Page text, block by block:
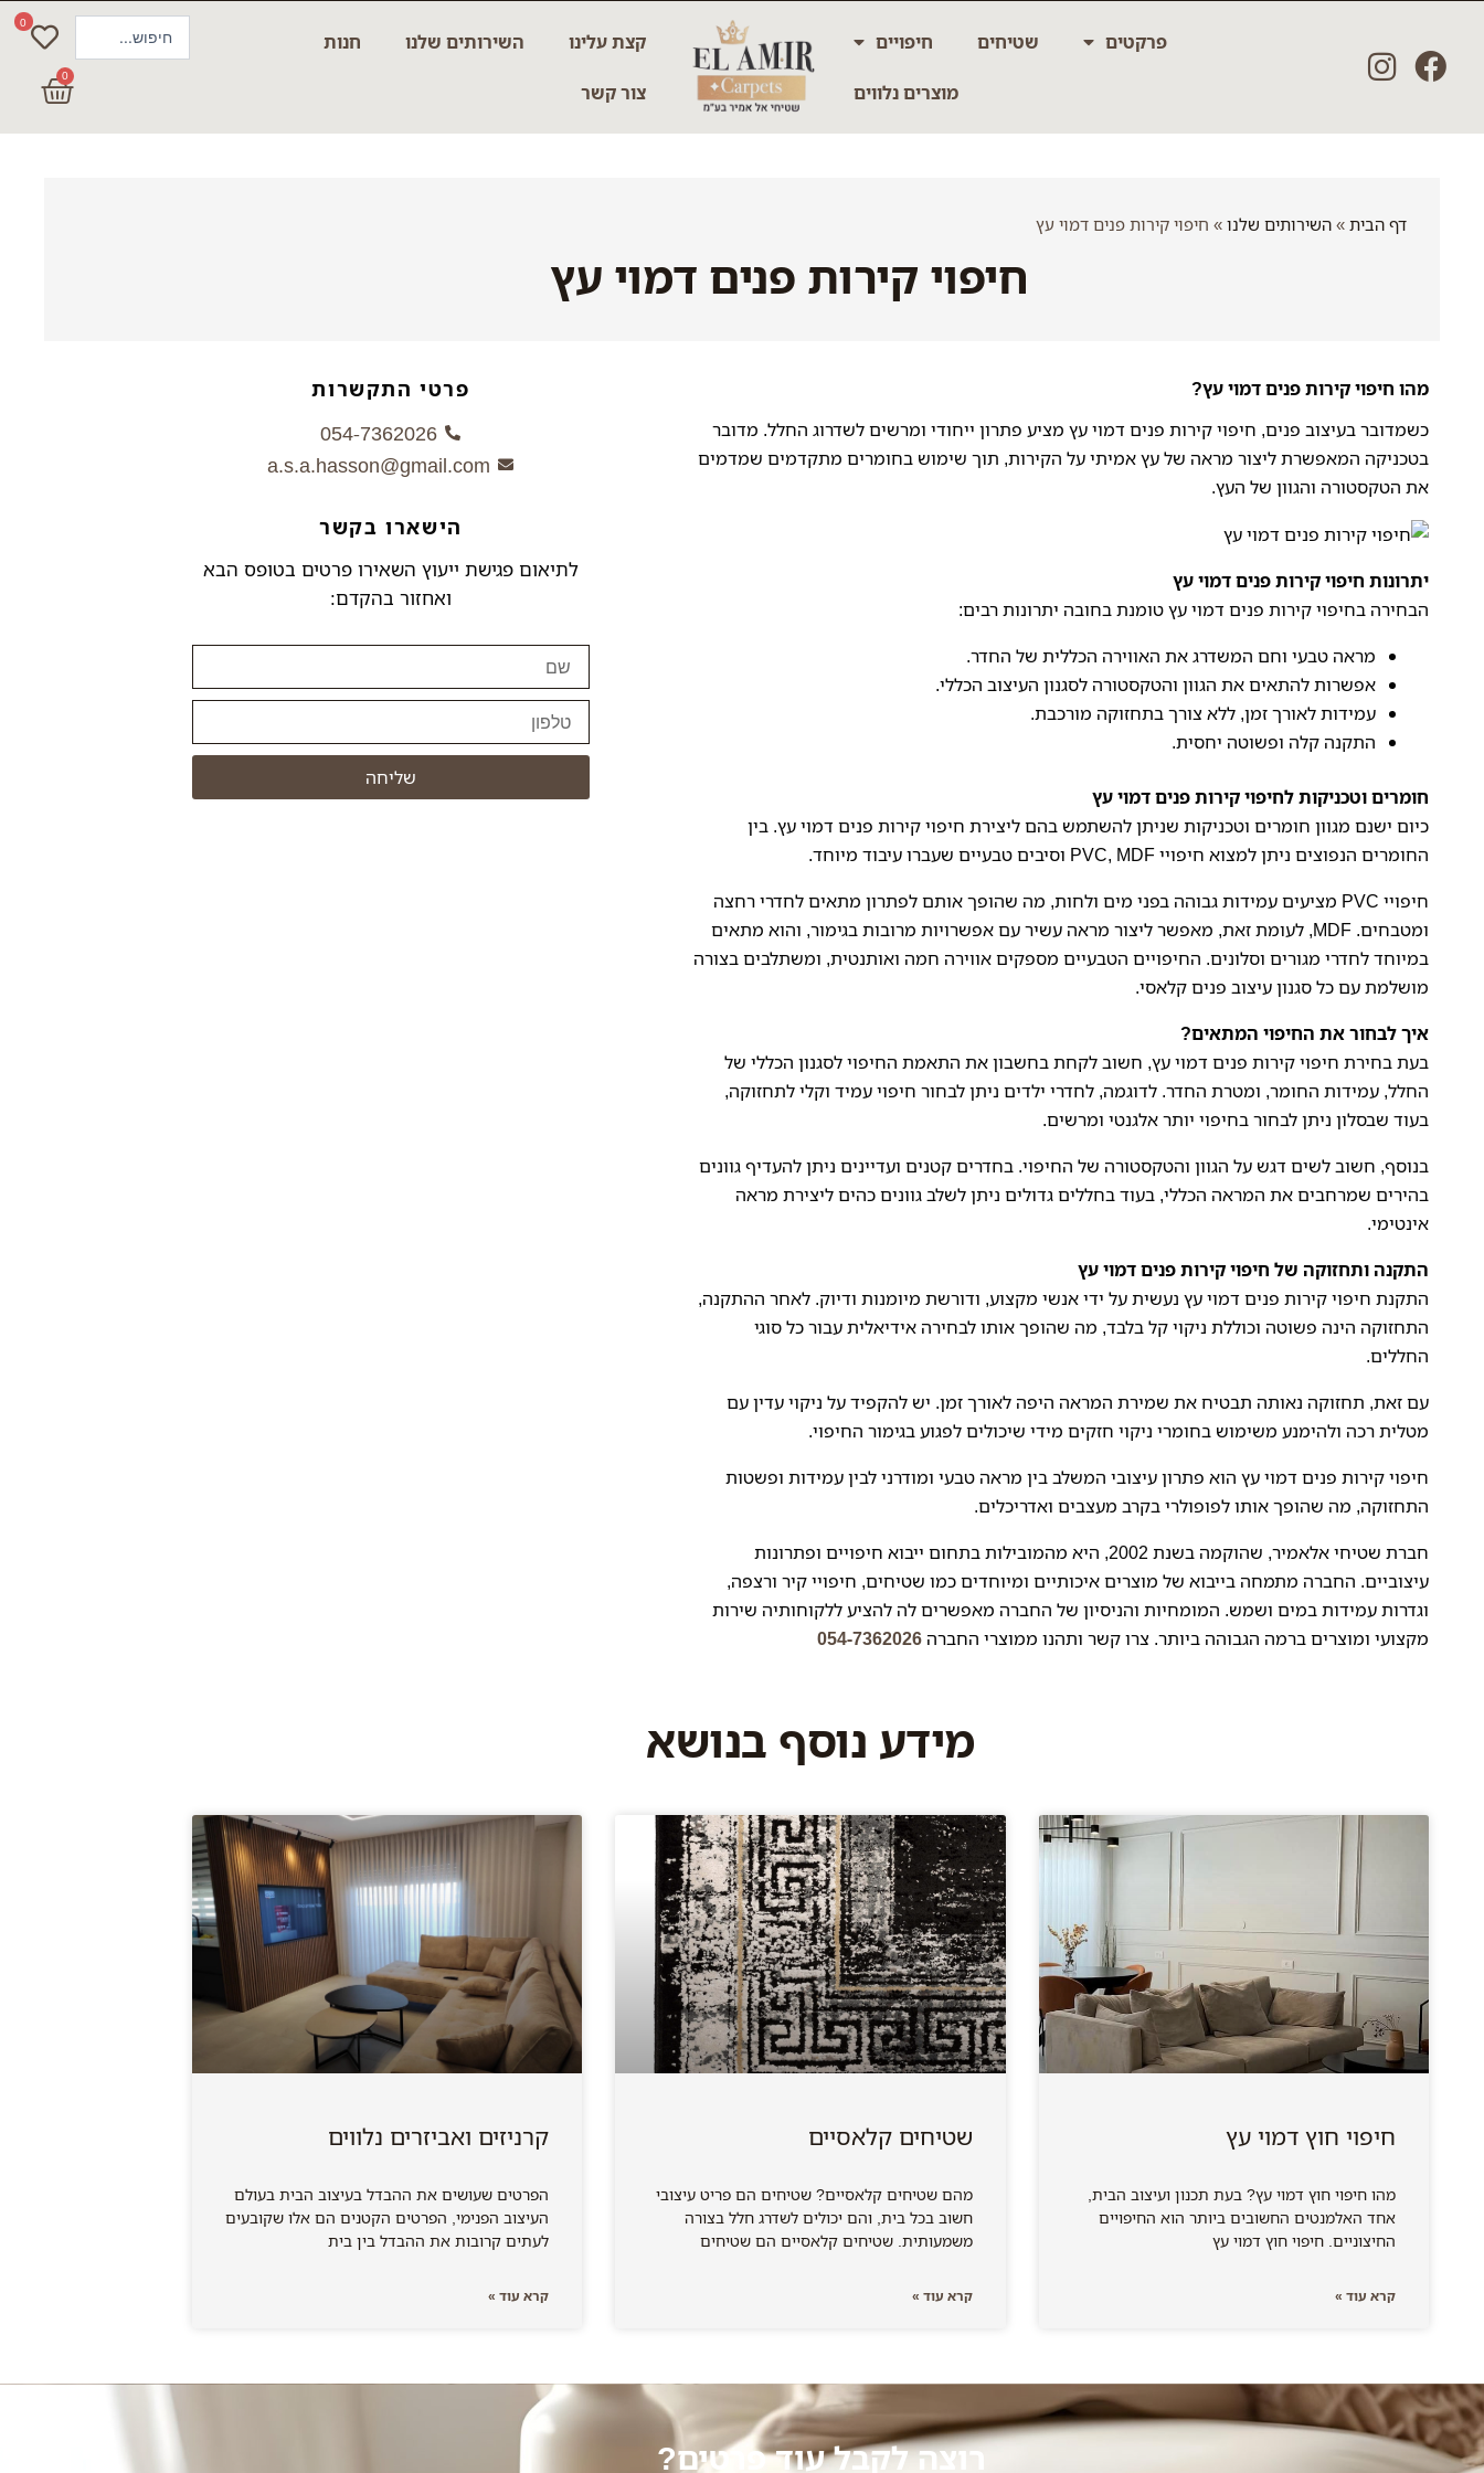
פרקטים שטיחים חיפויים
מוצרים נלווים
קצת עלינו השירותים שלנו חנות
צור קשר
0
0
עגלת
דף הבית » השירותים שלנו » חיפוי קירות פנים דמוי עץ
חיפוי קירות פנים דמוי עץ
מהו חיפוי קירות פנים דמוי עץ?
כשמדובר בעיצוב פנים, חיפוי קירות פנים דמוי עץ מציע פתרון ייחודי ומרשים לשדרוג החלל. מדובר
בטכניקה המאפשרת ליצור מראה של עץ אמיתי על הקירות, תוך שימוש בחומרים מתקדמים שמדמים
את הטקסטורה והגוון של העץ.
יתרונות חיפוי קירות פנים דמוי עץ
הבחירה בחיפוי קירות פנים דמוי עץטומנת בחובה יתרונות רבים:
מראה טבעי וחם המשדרג את האווירה הכללית של החדר.
אפשרות להתאים את הגוון והטקסטורה לסגנון העיצוב הכללי.
עמידות לאורך זמן, ללא צורך בתחזוקה מורכבת.
התקנה קלה ופשוטה יחסית.
חומרים וטכניקות לחיפוי קירות פנים דמוי עץ
כיום ישנם מגוון חומרים וטכניקות שניתן להשתמש בהם ליצירת חיפוי קירות פנים דמוי עץ. בין
החומרים הנפוצים ניתן למצוא חיפויי PVC, MDF וסיבים טבעיים שעברו עיבוד מיוחד.
חיפויי PVC מציעים עמידות גבוהה בפני מים ולחות, מה שהופך אותם לפתרון מתאים לחדרי רחצה
ומטבחים. MDF, לעומת זאת, מאפשר ליצור מראה עשיר עם אפשרויות מרובות בגימור, והוא מתאים
במיוחד לחדרי מגורים וסלונים. החיפויים הטבעיים מספקים אווירה חמה ואותנטית, ומשתלבים בצורה
מושלמת עם כל סגנון עיצוב פנים קלאסי.
איך לבחור את החיפוי המתאים?
בעת בחירת חיפוי קירות פנים דמוי עץ, חשוב לקחת בחשבון את התאמת החיפוי לסגנון הכללי של
החלל, עמידות החומר, ומטרת החדר. לדוגמה, לחדרי ילדים ניתן לבחור חיפוי עמיד וקלי לתחזוקה,
בעוד שבסלון ניתן לבחור בחיפוי יותר אלגנטי ומרשים.
בנוסף, חשוב לשים דגש על הגוון והטקסטורה של החיפוי. בחדרים קטנים ועדיינים ניתן להעדיף גוונים
בהירים שמרחבים את המראה הכללי, בעוד בחללים גדולים ניתן לשלב גוונים כהים ליצירת מראה
אינטימי.
התקנה ותחזוקה של חיפוי קירות פנים דמוי עץ
התקנת חיפוי קירות פנים דמוי עץ נעשית על ידי אנשי מקצוע, ודורשת מיומנות ודיוק. לאחר ההתקנה,
התחזוקה הינה פשוטה וכוללת ניקוי קל בלבד, מה שהופך אותו לבחירה אידיאלית עבור כל סוגי
החללים.
עם זאת, תחזוקה נאותה תבטיח את שמירת המראה היפה לאורך זמן. יש להקפיד על ניקוי עדין עם
מטלית רכה ולהימנע משימוש בחומרי ניקוי חזקים מידי שיכולים לפגוע בגימור החיפוי.
חיפוי קירות פנים דמוי עץ הוא פתרון עיצובי המשלב בין מראה טבעי ומודרני לבין עמידות ופשטות
התחזוקה, מה שהופך אותו לפופולרי בקרב מעצבים ואדריכלים.
חברת שטיחי אלאמיר, שהוקמה בשנת 2002, היא מהמובילות בתחום ייבוא חיפויים ופתרונות
עיצוביים. החברה מתמחה בייבוא של מוצרים איכותיים ומיוחדים כמו שטיחים, חיפויי קיר ורצפה,
וגדרות עמידות במים ושמש. המומחיות והניסיון של החברה מאפשרים לה להציע ללקוחותיה שירות
מקצועי ומוצרים ברמה הגבוהה ביותר. צרו קשר ותהנו ממוצרי החברה 054-7362026
פרטי התקשרות
054-7362026
a.s.a.hasson@gmail.com
הישארו בקשר
לתיאום פגישת ייעוץ השאירו פרטים בטופס הבא
ואחזור בהקדם:
שליחה
מידע נוסף בנושא
חיפוי חוץ דמוי עץ
מהו חיפוי חוץ דמוי עץ? בעת תכנון ועיצוב הבית,
אחד האלמנטים החשובים ביותר הוא החיפויים
החיצוניים. חיפוי חוץ דמוי עץ
קרא עוד »
שטיחים קלאסיים
מהם שטיחים קלאסיים? שטיחים הם פריט עיצובי
חשוב בכל בית, והם יכולים לשדרג חלל בצורה
משמעותית. שטיחים קלאסיים הם שטיחים
קרא עוד »
קרניזים ואביזרים נלווים
הפרטים שעושים את ההבדל בעיצוב הבית בעולם
העיצוב הפנימי, הפרטים הקטנים הם אלו שקובעים
לעתים קרובות את ההבדל בין בית
קרא עוד »
רוצה לקבל עוד פרטים?